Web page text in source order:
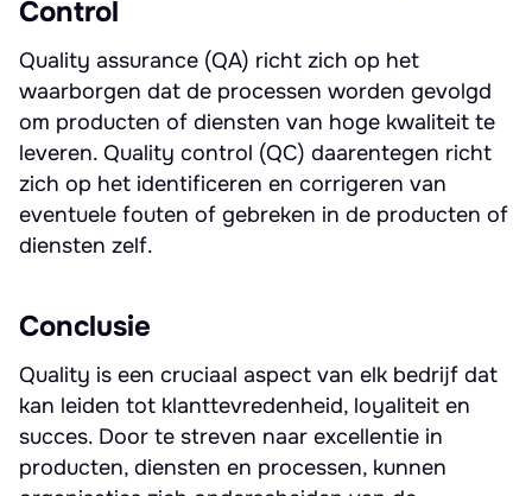
Control
Quality assurance (QA) richt zich op het
waarborgen dat de processen worden gevolgd
om producten of diensten van hoge kwaliteit te
leveren. Quality control (QC) daarentegen richt
zich op het identificeren en corrigeren van
eventuele fouten of gebreken in de producten of
diensten zelf.
Conclusie
Quality is een cruciaal aspect van elk bedrijf dat
kan leiden tot klanttevredenheid, loyaliteit en
succes. Door te streven naar excellentie in
producten, diensten en processen, kunnen